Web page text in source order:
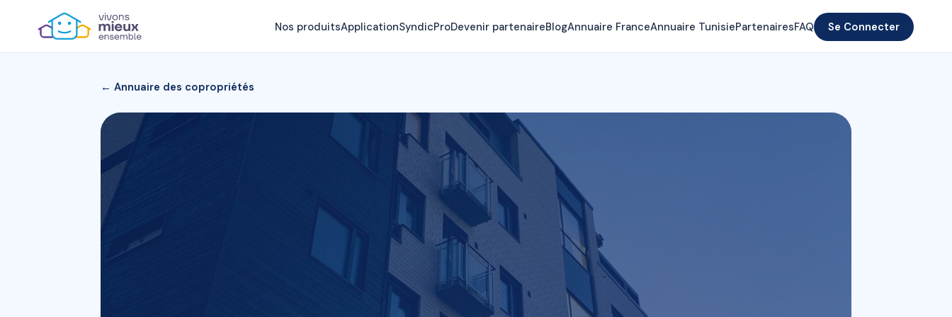
Nos produitsApplicationSyndicProDevenir partenaireBlogAnnuaire FranceAnnuaire TunisiePartenairesFAQ Se Connecter
← Annuaire des copropriétés